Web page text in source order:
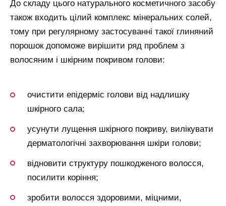
До складу цього натурального косметичного засобу
також входить цілий комплекс мінеральних солей,
тому при регулярному застосуванні такої глиняний
порошок допоможе вирішити ряд проблем з
волосяним і шкірним покривом голови:
очистити епідерміс голови від надлишку
шкірного сала;
усунути лущення шкірного покриву, вилікувати
дерматологічні захворювання шкіри голови;
відновити структуру пошкодженого волосся,
посилити коріння;
зробити волосся здоровими, міцними,